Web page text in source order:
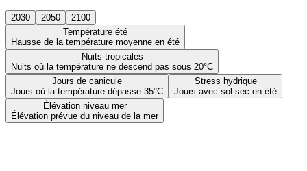
2030 2050
2100
Température été
Hausse de la température moyenne en été
Nuits tropicales
Nuits où la température ne descend pas sous 20°C
Jours de canicule
Jours où la température dépasse 35°C
Stress hydrique
Jours avec sol sec en été
Élévation niveau mer
Élévation prévue du niveau de la mer